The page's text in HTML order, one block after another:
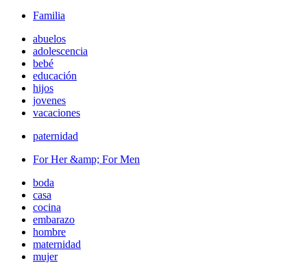
Familia
abuelos
adolescencia
bebé
educación
hijos
jovenes
vacaciones
paternidad
For Her &amp; For Men
boda
casa
cocina
embarazo
hombre
maternidad
mujer